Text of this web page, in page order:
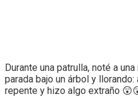
Durante una patrulla, noté a
parada bajo un árbol y
repente y hizo algo extraño